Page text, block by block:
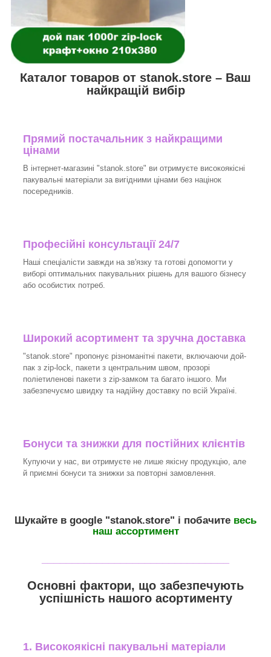
Каталог товаров от stanok.store – Ваш
найкращій вибір
Прямий постачальник з найкращими
цінами
В інтернет-магазині "stanok.store" ви отримуєте високоякісні
пакувальні матеріали за вигідними цінами без націнок
посередників.
Професійні консультації 24/7
Наші спеціалісти завжди на зв'язку та готові допомогти у
виборі оптимальних пакувальних рішень для вашого бізнесу
або особистих потреб.
Широкий асортимент та зручна доставка
"stanok.store" пропонує різноманітні пакети, включаючи дой-
пак з zip-lock, пакети з центральним швом, прозорі
поліетиленові пакети з zip-замком та багато іншого. Ми
забезпечуємо швидку та надійну доставку по всій Україні.
Бонуси та знижки для постійних клієнтів
Купуючи у нас, ви отримуєте не лише якісну продукцію, але
й приємні бонуси та знижки за повторні замовлення.
Шукайте в google "stanok.store" і побачите весь
наш ассортимент
Основні фактори, що забезпечують
успішність нашого асортименту
1. Високоякісні пакувальні матеріали